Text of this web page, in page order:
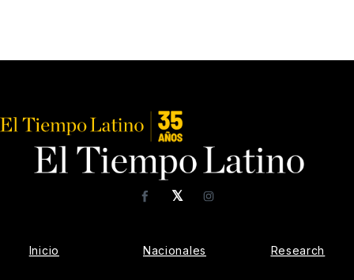
𝕏
FacebookInstagram
Inicio Nacionales Research